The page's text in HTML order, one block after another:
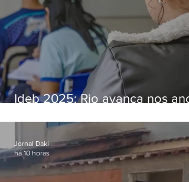
Ideb 2025: Rio avança nos
nacional
Jornal Daki
há 10 horas